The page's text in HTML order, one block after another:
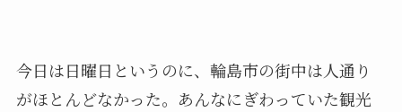
今日は日曜日というのに、輪島市の街中は人通り
がほとんどなかった。あんなにぎわっていた観光